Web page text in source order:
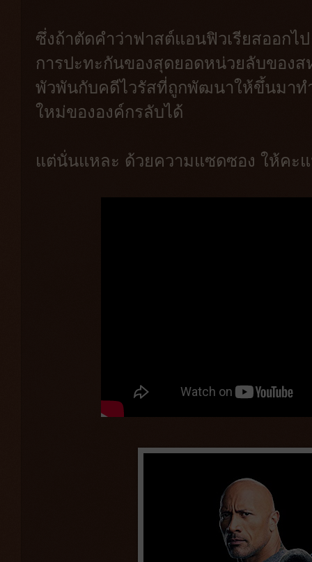
ซึ่งถ้าตัดคำว่าฟาสต์แอนฟิวเรียสออกไ
การปะทะกันของสุดยอดหน่วยลับของส
พัวพันกับคดีไวรัสที่ถูกพัฒนาให้ขึ้นมาท
ใหม่ขององค์กรลับได้
แต่นั่นแหละ ด้วยความแซดซอง ให้คะ